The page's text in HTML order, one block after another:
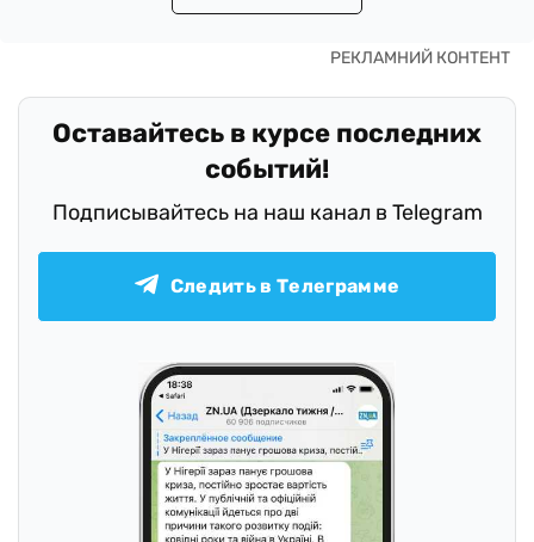
Оставайтесь в курсе последних
событий!
Подписывайтесь на наш канал в Telegram
Следить в Телеграмме